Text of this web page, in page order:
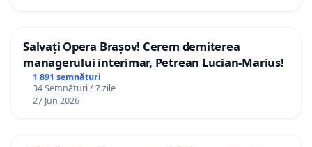
Salvați Opera Brașov! Cerem demiterea
managerului interimar, Petrean Lucian-Marius!
1 891 semnături
34 Semnături / 7 zile
27 Jun 2026